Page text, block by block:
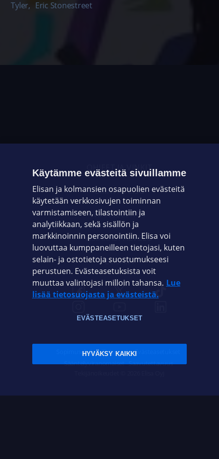
Tyler, Eric Stonestreet
OHJEET JA VINKIT
OMAYHTEISÖ
VIANSELVITYS
ASIAKASPALVELU
ELISA.FI
Sopimusehdot Tietosuoja Evästeasetukset
Sääntelyviranomaiset Saavutettavuus
Käytämme evästeitä sivuillamme
Elisan ja kolmansien osapuolien evästeitä
käytetään verkkosivujen toiminnan
varmistamiseen, tilastointiin ja
analytiikkaan, sekä sisällön ja
markkinoinnin personointiin. Elisa voi
luovuttaa kumppaneilleen tietojasi, kuten
selain- ja ostotietoja suostumukseesi
perustuen. Evästeasetuksista voit
muuttaa valintojasi milloin tahansa. Lue
lisää tietosuojasta ja evästeistä.
EVÄSTEASETUKSET
HYVÄKSY KAIKKI